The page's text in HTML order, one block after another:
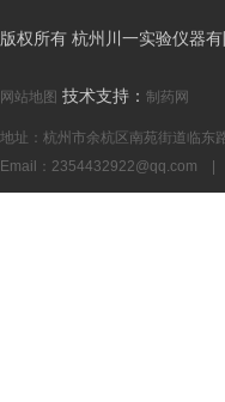
版权所有 杭州川一实验仪器有
网站地图 技术支持： 制药网
地址：杭州市余杭区南苑街道临东
Email： 2354432922@qq.com |